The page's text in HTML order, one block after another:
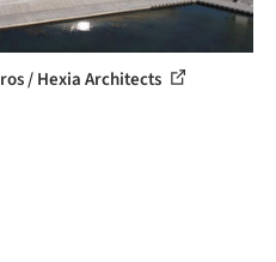
/ Hexia Architects